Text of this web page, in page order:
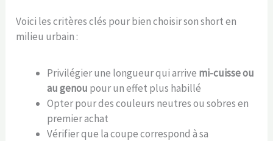
Voici les critères clés pour bien choisir son short en
milieu urbain :
Privilégier une longueur qui arrive mi-cuisse ou
au genou pour un effet plus habillé
Opter pour des couleurs neutres ou sobres en
premier achat
Vérifier que la coupe correspond à sa